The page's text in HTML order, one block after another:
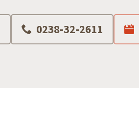
0238-32-2611